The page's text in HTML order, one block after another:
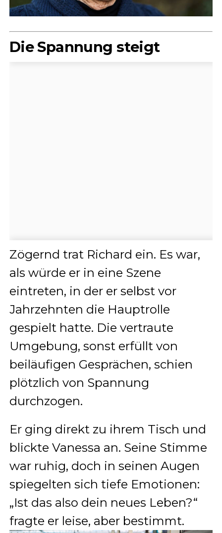
Die Spannung steigt
Zögernd trat Richard ein. Es war,
als würde er in eine Szene
eintreten, in der er selbst vor
Jahrzehnten die Hauptrolle
gespielt hatte. Die vertraute
Umgebung, sonst erfüllt von
beiläufigen Gesprächen, schien
plötzlich von Spannung
durchzogen.
Er ging direkt zu ihrem Tisch und
blickte Vanessa an. Seine Stimme
war ruhig, doch in seinen Augen
spiegelten sich tiefe Emotionen:
„Ist das also dein neues Leben?“
fragte er leise, aber bestimmt.